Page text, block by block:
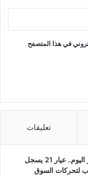
في هذا المتصفح
تعليقات
أسعار الذهب في مصر اليوم.. عيار 21 يسجل